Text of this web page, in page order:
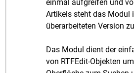
einmal aufgreifen und
Artikels steht das Modul
überarbeiteten Version
Das Modul dient der
von RTFEdit-Objekten